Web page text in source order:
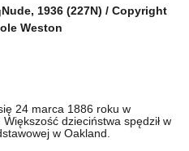
Nude, 1936 (227N) / Copyright
Weston
24 marca 1886 roku w
dzieciństwa spędził w
w Oakland.